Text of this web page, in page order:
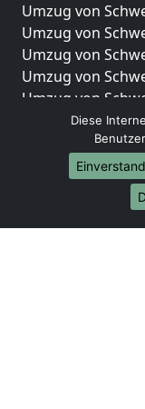
Umzug von
Umzug von
Umzug von
Umzug von
Umzug von
Umzug von
Umzug von
Umzug von
Umzug von
Diese